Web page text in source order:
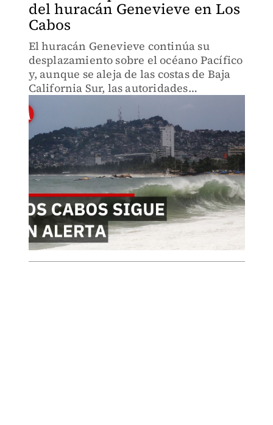
del huracán Genevieve en Los
Cabos
El huracán Genevieve continúa su
desplazamiento sobre el océano Pacífico
y, aunque se aleja de las costas de Baja
California Sur, las autoridades
mantienen un monitoreo permanente
debido a los efectos que aún pueden
presentarse en la región.